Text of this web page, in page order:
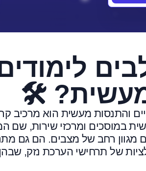
🛠️
והתנסות מעשית הוא
במוסכים ומרכזי שירות, שם
מגוון רחב של מצבים. הם גם
של תרחישי הערכת נזק,